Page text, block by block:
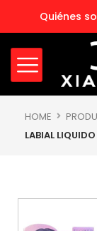
contenido
Quiénes
HOME
LABIAL